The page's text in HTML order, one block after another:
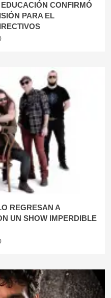
CONFIRMÓ
PARA EL
REGRESAN A
UN SHOW IMPERDIBLE